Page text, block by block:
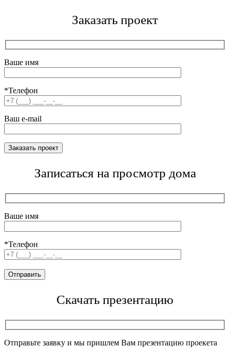
Заказать проект
Ваше имя
*Телефон
Ваш e-mail
Записаться на просмотр дома
Ваше имя
*Телефон
Скачать презентацию
Отправьте заявку и мы пришлем Вам презентацию проекета